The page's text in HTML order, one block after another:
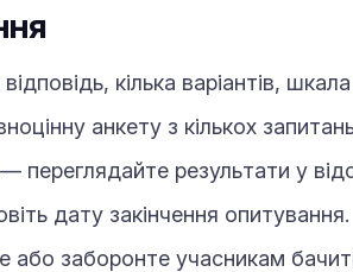
кілька варіантів,
анкету з кількох
— переглядайте результати у
дату закінчення опитування.
заборонте учасникам